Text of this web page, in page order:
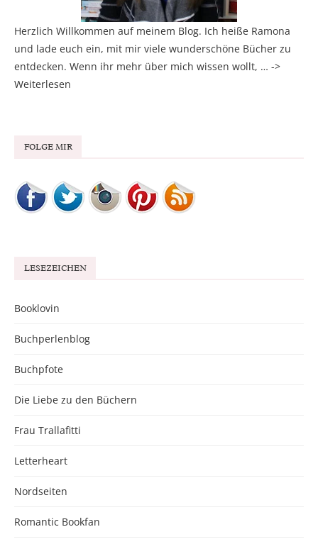
Herzlich Willkommen auf meinem Blog. Ich heiße Ramona
und lade euch ein, mit mir viele wunderschöne Bücher zu
entdecken. Wenn ihr mehr über mich wissen wollt, … ->
Weiterlesen
FOLGE MIR
LESEZEICHEN
Booklovin
Buchperlenblog
Buchpfote
Die Liebe zu den Büchern
Frau Trallafitti
Letterheart
Nordseiten
Romantic Bookfan